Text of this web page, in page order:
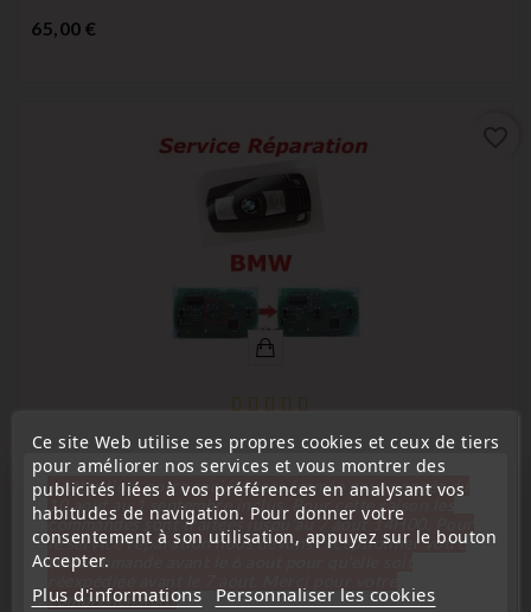
65,00 €
(4,7/ 5) sur 31note(s)
Service réparation électronique
Service Réparation Télécommande Clé BMW Serie 1 3 5 X5
X6 E82 E87 E90 E92 E93 M3 M5
59,00 €
Ce site Web utilise ses propres cookies et ceux de tiers
pour améliorer nos services et vous montrer des
publicités liées à vos préférences en analysant vos
habitudes de navigation. Pour donner votre
consentement à son utilisation, appuyez sur le bouton
Accepter.
Plus d'informations Personnaliser les cookies
« Attention, notre société sera fermée pour congés du
10 aout au 1 septembre inclus. Pour cette raison les
commandes sont traitées jusqu'au 7 aout 14H00. Pour
le service réparation nous devons réceptionner votre
télécommande avant le 6 aout pour qu'elle soit
compréhension»